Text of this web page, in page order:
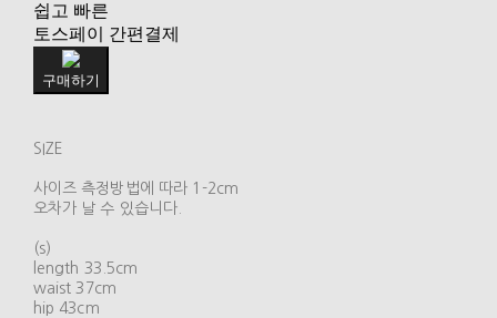
쉽고 빠른
토스페이 간편결제
구매하기
SIZE
사이즈 측정방법에 따라 1-2cm
오차가 날 수 있습니다.
(s)
length 33.5cm
waist 37cm
hip 43cm